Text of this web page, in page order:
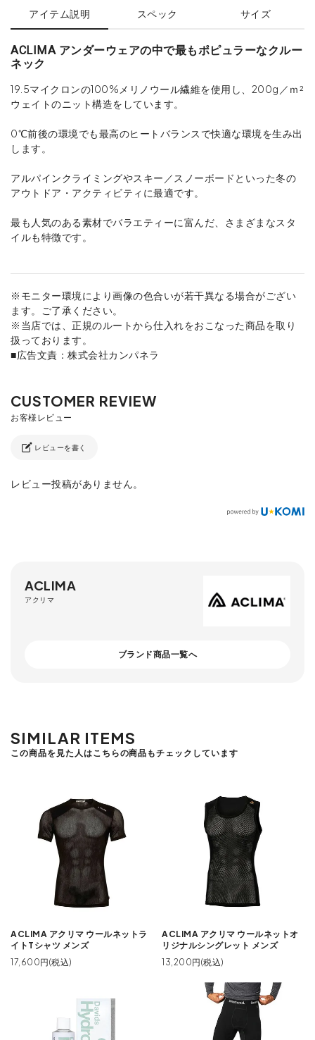
アイテム説明 スペック サイズ
ACLIMA アンダーウェアの中で最もポピュラーなクルー
ネック
19.5マイクロンの100%メリノウール繊維を使用し、200g／ｍ²
ウェイトのニット構造をしています。
0℃前後の環境でも最高のヒートバランスで快適な環境を生み出
します。
アルパインクライミングやスキー／スノーボードといった冬の
アウトドア・アクティビティに最適です。
最も人気のある素材でバラエティーに富んだ、さまざまなスタ
イルも特徴です。
※モニター環境により画像の色合いが若干異なる場合がござい
ます。ご了承ください。
※当店では、正規のルートから仕入れをおこなった商品を取り
扱っております。
■広告文責：株式会社カンパネラ
レビューを書く
レビュー投稿がありません。
ACLIMA
アクリマ
ブランド商品一覧へ
SIMILAR ITEMS
この商品を見た人はこちらの商品もチェックしています
ACLIMA アクリマ ウールネットラ
イトTシャツ メンズ
17,600円(税込)
ACLIMA アクリマ ウールネットオ
リジナルシングレット メンズ
13,200円(税込)